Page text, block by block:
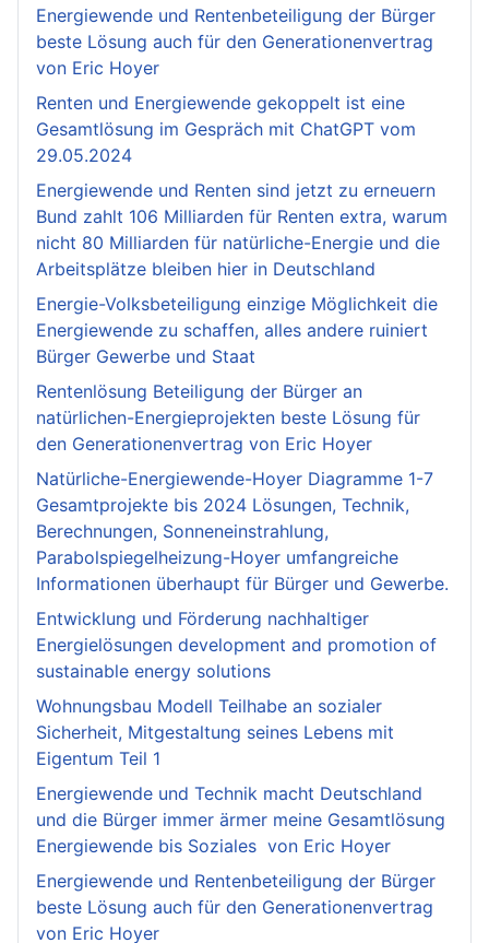
Energiewende und Rentenbeteiligung der Bürger
beste Lösung auch für den Generationenvertrag
von Eric Hoyer
Renten und Energiewende gekoppelt ist eine
Gesamtlösung im Gespräch mit ChatGPT vom
29.05.2024
Energiewende und Renten sind jetzt zu erneuern
Bund zahlt 106 Milliarden für Renten extra, warum
nicht 80 Milliarden für natürliche-Energie und die
Arbeitsplätze bleiben hier in Deutschland
Energie-Volksbeteiligung einzige Möglichkeit die
Energiewende zu schaffen, alles andere ruiniert
Bürger Gewerbe und Staat
Rentenlösung Beteiligung der Bürger an
natürlichen-Energieprojekten beste Lösung für
den Generationenvertrag von Eric Hoyer
Natürliche-Energiewende-Hoyer Diagramme 1-7
Gesamtprojekte bis 2024 Lösungen, Technik,
Berechnungen, Sonneneinstrahlung,
Parabolspiegelheizung-Hoyer umfangreiche
Informationen überhaupt für Bürger und Gewerbe.
Entwicklung und Förderung nachhaltiger
Energielösungen development and promotion of
sustainable energy solutions
Wohnungsbau Modell Teilhabe an sozialer
Sicherheit, Mitgestaltung seines Lebens mit
Eigentum Teil 1
Energiewende und Technik macht Deutschland
und die Bürger immer ärmer meine Gesamtlösung
Energiewende bis Soziales von Eric Hoyer
Energiewende und Rentenbeteiligung der Bürger
beste Lösung auch für den Generationenvertrag
von Eric Hoyer